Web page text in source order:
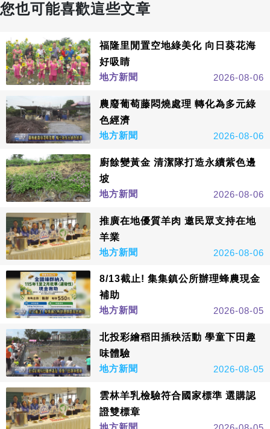
您也可能喜歡這些文章
福隆里閒置空地綠美化 向日葵花海
好吸睛
地方新聞
2026-08-06
農廢葡萄藤悶燒處理 轉化為多元綠
色經濟
地方新聞
2026-08-06
廚餘變黃金 清潔隊打造永續紫色邊
坡
地方新聞
2026-08-06
推廣在地優質羊肉 邀民眾支持在地
羊業
地方新聞
2026-08-06
8/13截止! 集集鎮公所辦理蜂農現金
補助
地方新聞
2026-08-05
北投彩繪稻田插秧活動 學童下田趣
味體驗
地方新聞
2026-08-05
雲林羊乳檢驗符合國家標準 選購認
證雙標章
地方新聞